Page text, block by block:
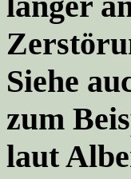
Siehe
zum
laut